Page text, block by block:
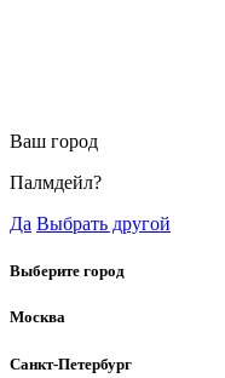
Ваш город
Палмдейл?
Да Выбрать другой
Выберите город
Москва
Санкт-Петербург